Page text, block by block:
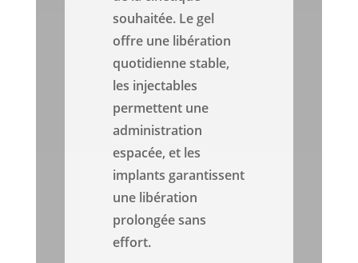
souhaitée. Le gel
offre une libération
quotidienne stable,
les injectables
permettent une
administration
espacée, et les
implants garantissent
une libération
prolongée sans
effort.